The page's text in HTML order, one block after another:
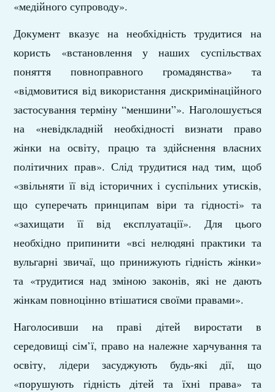
«медійного супроводу».
Документ вказує на необхідність трудитися на
користь «встановлення у наших суспільствах
поняття повноправного громадянства» та
«відмовитися від використання дискримінаційного
застосування терміну “меншини”». Наголошується
на «невідкладній необхідності визнати право
жінки на освіту, працю та здійснення власних
політичних прав». Слід трудитися над тим, щоб
«звільняти її від історичних і суспільних утисків,
що суперечать принципам віри та гідності» та
«захищати її від експлуатації». Для цього
необхідно припинити «всі нелюдяні практики та
вульгарні звичаї, що принижують гідність жінки»
та «трудитися над зміною законів, які не дають
жінкам повноцінно втішатися своїми правами».
Наголосивши на праві дітей виростати в
середовищі сім’ї, право на належне харчування та
освіту, лідери засуджують будь-які дії, що
«порушують гідність дітей та їхні права» та